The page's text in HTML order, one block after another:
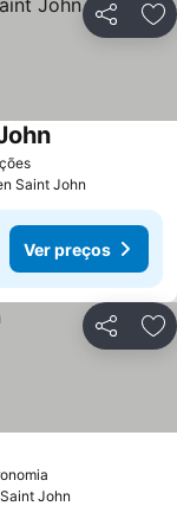
Partilhar
Ver preços
Ver preços
Saint John
Ver preços
Partilhar
John